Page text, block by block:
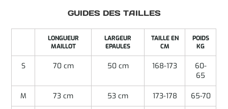
GUIDES DES TAILLES
LONGUEUR
MAILLOT
LARGEUR
EPAULES
TAILLE EN
CM
POIDS
KG
S 70 cm 50 cm 168-173
60-
65
M 73 cm 53 cm 173-178 65-70